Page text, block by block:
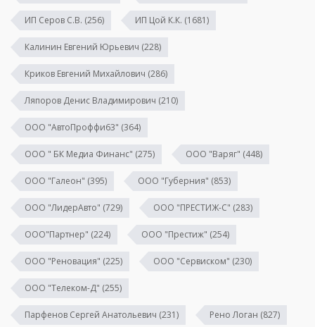
ИП Серов С.В. (256) ИП Цой К.К. (1681)
Калинин Евгений Юрьевич (228)
Криков Евгений Михайлович (286)
Ляпоров Денис Владимирович (210)
ООО "АвтоПроффи63" (364)
ООО " БК Медиа Финанс" (275) ООО "Варяг" (448)
ООО "Галеон" (395) ООО "Губерния" (853)
ООО "ЛидерАвто" (729) ООО "ПРЕСТИЖ-С" (283)
ООО"Партнер" (224) ООО "Престиж" (254)
ООО "Реновация" (225) ООО "Сервиском" (230)
ООО "Телеком-Д" (255)
Парфенов Сергей Анатольевич (231) Рено Логан (827)